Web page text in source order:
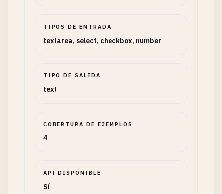
TIPOS DE ENTRADA
textarea, select, checkbox, number
TIPO DE SALIDA
text
COBERTURA DE EJEMPLOS
4
API DISPONIBLE
Sí